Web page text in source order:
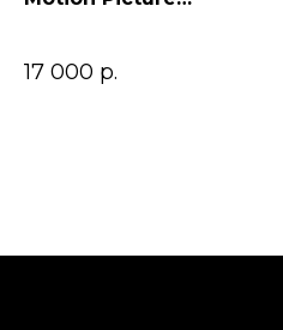
17 000 р.